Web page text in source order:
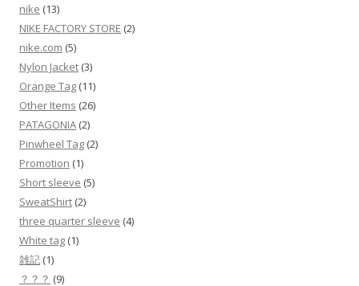
nike (13)
NIKE FACTORY STORE (2)
nike.com (5)
Nylon Jacket (3)
Orange Tag (11)
Other Items (26)
PATAGONIA (2)
Pinwheel Tag (2)
Promotion (1)
Short sleeve (5)
SweatShirt (2)
three quarter sleeve (4)
White tag (1)
雑記 (1)
？？？ (9)